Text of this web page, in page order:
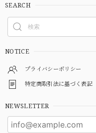
SEARCH
NOTICE
プライバシーポリシー
特定商取引法に基づく表記
NEWSLETTER